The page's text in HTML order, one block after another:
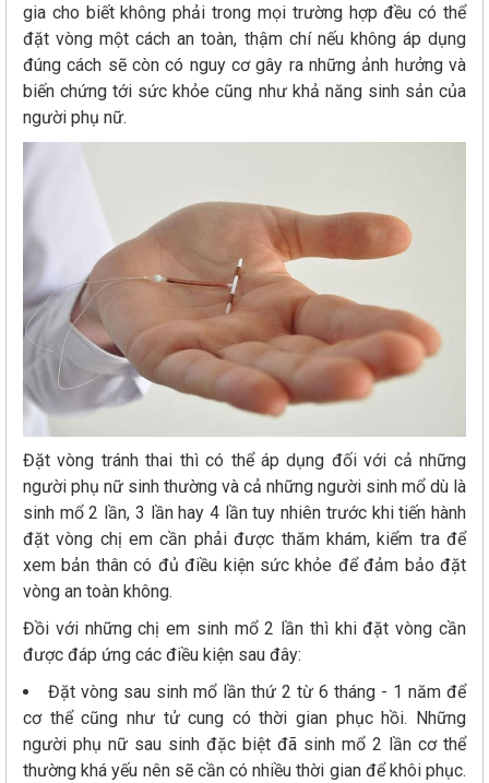
gia cho biết không phải trong mọi trường hợp đều có thể
đặt vòng một cách an toàn, thậm chí nếu không áp dụng
đúng cách sẽ còn có nguy cơ gây ra những ảnh hưởng và
biến chứng tới sức khỏe cũng như khả năng sinh sản của
người phụ nữ.
Đặt vòng tránh thai thì có thể áp dụng đối với cả những
người phụ nữ sinh thường và cả những người sinh mổ dù là
sinh mổ 2 lần, 3 lần hay 4 lần tuy nhiên trước khi tiến hành
đặt vòng chị em cần phải được thăm khám, kiểm tra để
xem bản thân có đủ điều kiện sức khỏe để đảm bảo đặt
vòng an toàn không.
Đồi với những chị em sinh mổ 2 lần thì khi đặt vòng cần
được đáp ứng các điều kiện sau đây:
Đặt vòng sau sinh mổ lần thứ 2 từ 6 tháng - 1 năm để
cơ thể cũng như tử cung có thời gian phục hồi. Những
người phụ nữ sau sinh đặc biệt đã sinh mổ 2 lần cơ thể
thường khá yếu nên sẽ cần có nhiều thời gian để khôi phục.